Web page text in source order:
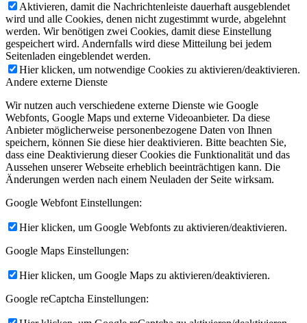
Aktivieren, damit die Nachrichtenleiste dauerhaft ausgeblendet
wird und alle Cookies, denen nicht zugestimmt wurde, abgelehnt
werden. Wir benötigen zwei Cookies, damit diese Einstellung
gespeichert wird. Andernfalls wird diese Mitteilung bei jedem
Seitenladen eingeblendet werden.
Hier klicken, um notwendige Cookies zu aktivieren/deaktivieren.
Andere externe Dienste
Wir nutzen auch verschiedene externe Dienste wie Google
Webfonts, Google Maps und externe Videoanbieter. Da diese
Anbieter möglicherweise personenbezogene Daten von Ihnen
speichern, können Sie diese hier deaktivieren. Bitte beachten Sie,
dass eine Deaktivierung dieser Cookies die Funktionalität und das
Aussehen unserer Webseite erheblich beeinträchtigen kann. Die
Änderungen werden nach einem Neuladen der Seite wirksam.
Google Webfont Einstellungen:
Hier klicken, um Google Webfonts zu aktivieren/deaktivieren.
Google Maps Einstellungen:
Hier klicken, um Google Maps zu aktivieren/deaktivieren.
Google reCaptcha Einstellungen: